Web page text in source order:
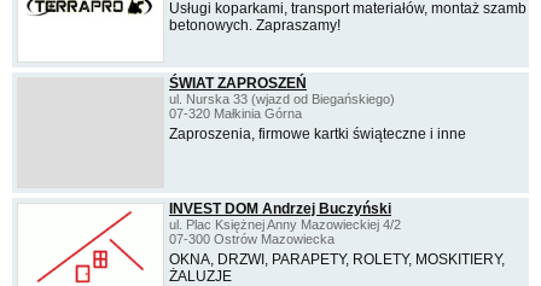
Usługi koparkami, transport materiałów, montaż szamb
betonowych. Zapraszamy!
ŚWIAT ZAPROSZEŃ
ul. Nurska 33 (wjazd od Biegańskiego)
07-320 Małkinia Górna
Zaproszenia, firmowe kartki świąteczne i inne
INVEST DOM Andrzej Buczyński
ul. Plac Księżnej Anny Mazowieckiej 4/2
07-300 Ostrów Mazowiecka
OKNA, DRZWI, PARAPETY, ROLETY, MOSKITIERY,
ŻALUZJE